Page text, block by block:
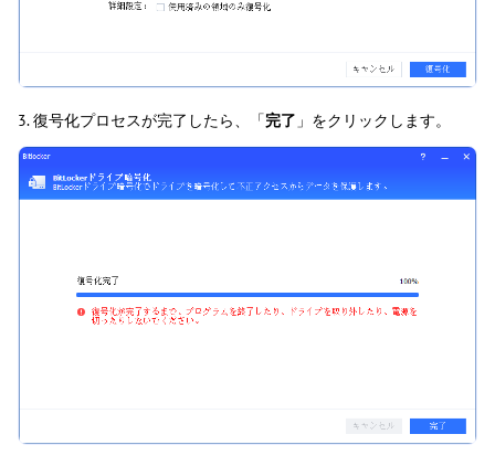
3. 復号化プロセスが完了したら、「完了 」をクリックします。